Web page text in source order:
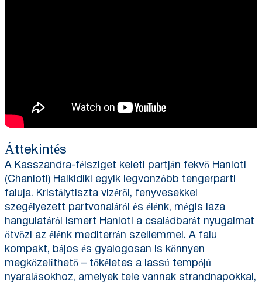
Áttekintés
A Kasszandra-félsziget keleti partján fekvő Hanioti
(Chanioti) Halkidiki egyik legvonzóbb tengerparti
faluja. Kristálytiszta vizéről, fenyvesekkel
szegélyezett partvonaláról és élénk, mégis laza
hangulatáról ismert Hanioti a családbarát nyugalmat
ötvözi az élénk mediterrán szellemmel. A falu
kompakt, bájos és gyalogosan is könnyen
megközelíthető – tökéletes a lassú tempójú
nyaralásokhoz, amelyek tele vannak strandnapokkal,